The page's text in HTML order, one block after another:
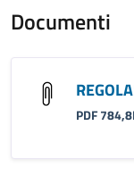
Documenti
PDF